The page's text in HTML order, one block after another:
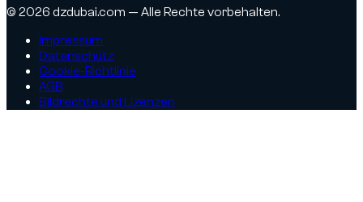
© 2026 dzdubai.com — Alle Rechte vorbehalten.
Impressum
Datenschutz
Cookie-Richtlinie
AGB
Bildrechte und Lizenzen